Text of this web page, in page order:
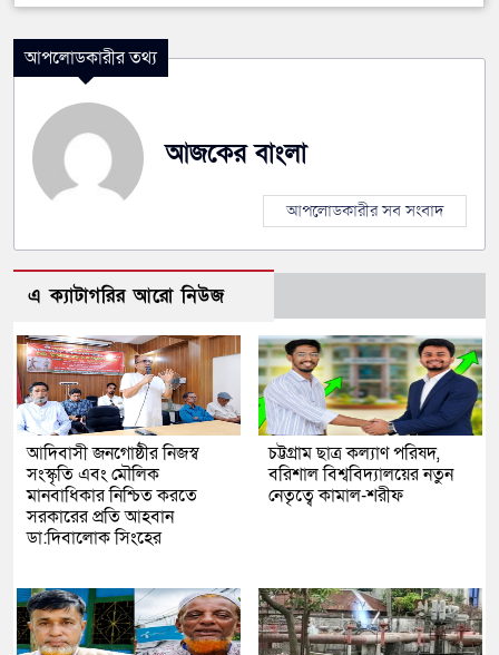
আপলোডকারীর তথ্য
আজকের বাংলা
আপলোডকারীর সব সংবাদ
এ ক্যাটাগরির আরো নিউজ
আদিবাসী জনগোষ্ঠীর নিজস্ব
সংস্কৃতি এবং মৌলিক
মানবাধিকার নিশ্চিত করতে
সরকারের প্রতি আহবান
ডা:দিবালোক সিংহের
চট্টগ্রাম ছাত্র কল্যাণ পরিষদ,
বরিশাল বিশ্ববিদ্যালয়ের নতুন
নেতৃত্বে কামাল-শরীফ